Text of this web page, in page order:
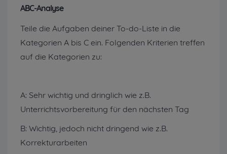
ABC-Analyse
Teile die Aufgaben deiner To-do-Liste in die
Kategorien A bis C ein. Folgenden Kriterien treffen
auf die Kategorien zu:
A: Sehr wichtig und dringlich wie z.B.
Unterrichtsvorbereitung für den nächsten Tag
B: Wichtig, jedoch nicht dringend wie z.B.
Korrekturarbeiten